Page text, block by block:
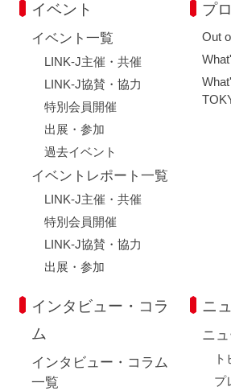
イベント
イベント一覧
LINK-J主催・共催
LINK-J協賛・協力
特別会員開催
出展・参加
過去イベント
イベントレポート一覧
LINK-J主催・共催
特別会員開催
LINK-J協賛・協力
出展・参加
プ
Out
インタビュー・コラ
ム
インタビュー・コラム
一覧
ニ
ニ
ト
プ